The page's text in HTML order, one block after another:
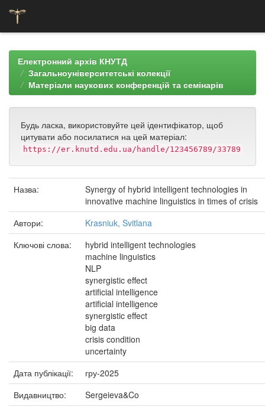
navigationЕлектронний архів КНУТД
Загальноуніверситетські колекції
Матеріали наукових конференцій та семінарів
Будь ласка, використовуйте цей ідентифікатор, щоб
цитувати або посилатися на цей матеріал:
https://er.knutd.edu.ua/handle/123456789/33789
Назва:
Synergy of hybrid intelligent technologies in
innovative machine linguistics in times of crisis
Автори:
Krasniuk, Svitlana
Ключові слова:
hybrid intelligent technologies
machine linguistics
NLP
synergistic effect
artificial intelligence
artificial intelligence
synergistic effect
big data
crisis condition
uncertainty
Дата публікації:
гру-2025
Видавництво:
Sergeieva&Co